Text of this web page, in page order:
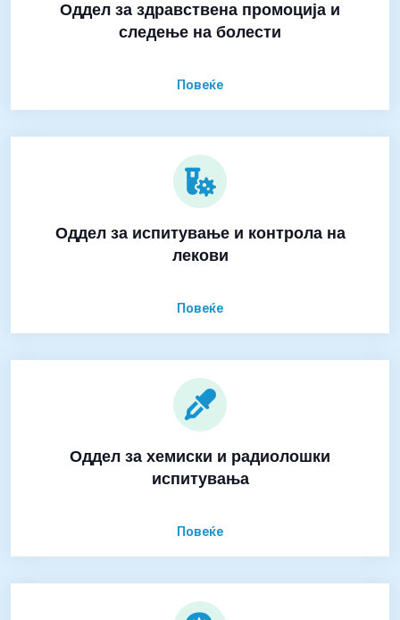
Оддел за здравствена промоција и
следење на болести
Повеќе
Оддел за испитување и контрола на
лекови
Повеќе
Оддел за хемиски и радиолошки
испитувања
Повеќе